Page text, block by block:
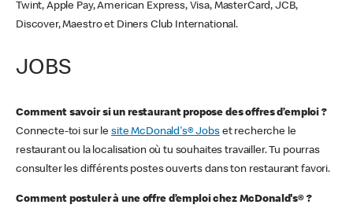
Twint, Apple Pay, American Express, Visa, MasterCard, JCB,
Discover, Maestro et Diners Club International.
JOBS
Comment savoir si un restaurant propose des offres d’emploi ?
Connecte-toi sur le site McDonald's® Jobset recherche le
restaurant ou la localisation où tu souhaites travailler. Tu pourras
consulter les différents postes ouverts dans ton restaurant favori.
Comment postuler à une offre d’emploi chez McDonald's® ?